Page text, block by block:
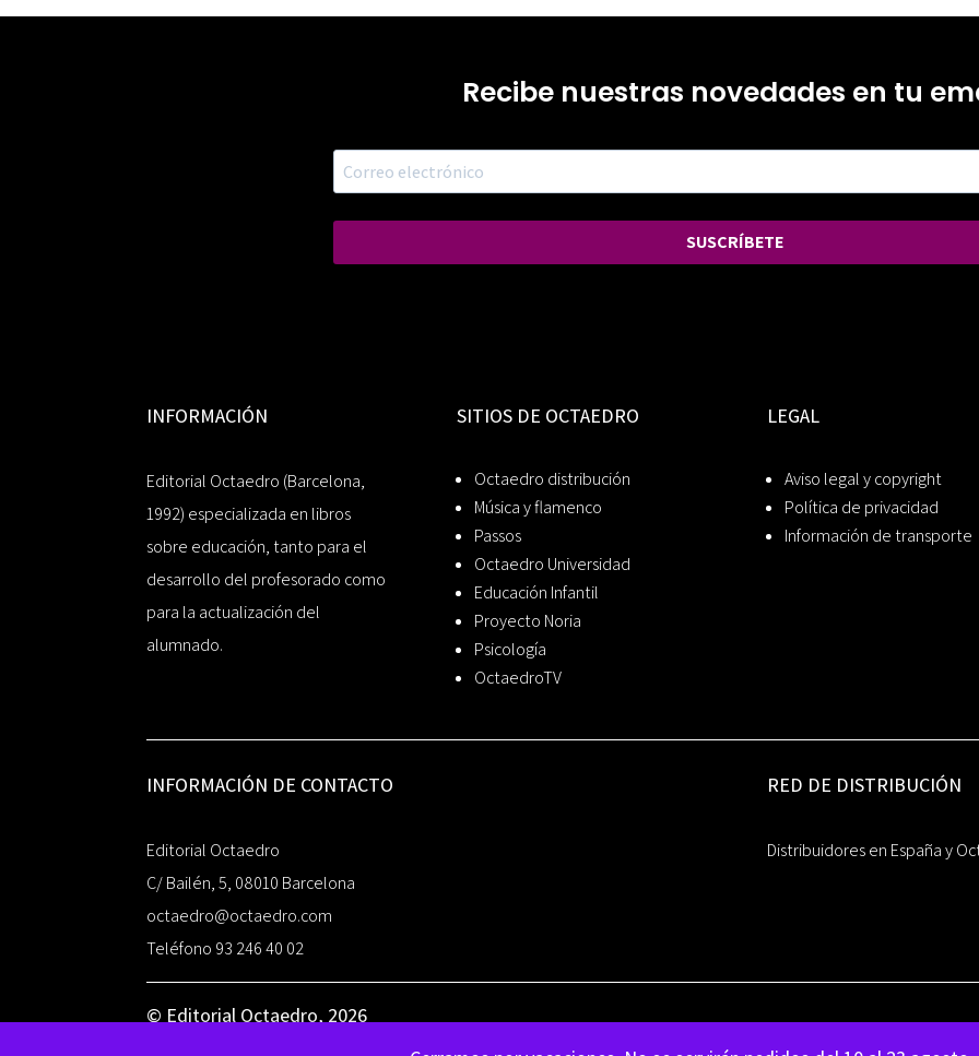
Recibe nuestras novedades en tu
SUSCRÍBETE
INFORMACIÓN
Editorial Octaedro (Barcelona,
1992) especializada en libros
sobre educación, tanto para el
desarrollo del profesorado como
para la actualización del
alumnado.
SITIOS DE OCTAEDRO
Octaedro distribución
Música y flamenco
Passos
Octaedro Universidad
Educación Infantil
Proyecto Noria
Psicología
OctaedroTV
LEGAL
Aviso legal y copyright
Política de privacidad
Información de transporte
INFORMACIÓN DE CONTACTO
Editorial Octaedro
C/ Bailén, 5, 08010 Barcelona
octaedro@octaedro.com
Teléfono 93 246 40 02
RED DE DISTRIBUCIÓN
Distribuidores en España y
© Editorial Octaedro, 2026